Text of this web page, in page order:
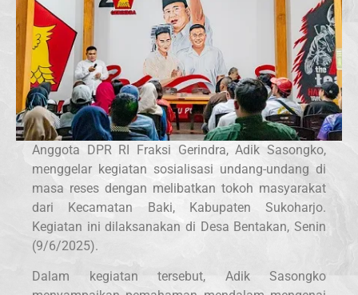
Anggota DPR RI Fraksi Gerindra, Adik Sasongko,
menggelar kegiatan sosialisasi undang-undang di
masa reses dengan melibatkan tokoh masyarakat
dari Kecamatan Baki, Kabupaten Sukoharjo.
Kegiatan ini dilaksanakan di Desa Bentakan, Senin
(9/6/2025).
Dalam kegiatan tersebut, Adik Sasongko